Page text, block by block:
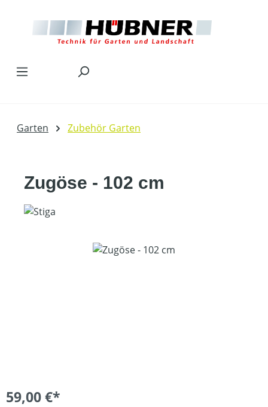
Garten Zubehör Garten
Zugöse - 102 cm
Bildergalerie überspringen
59,00 €*